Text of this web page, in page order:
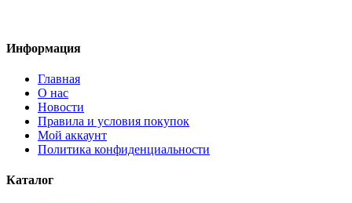
Информация
Главная
О нас
Новости
Правила и условия покупок
Мой аккаунт
Политика конфиденциальности
Каталог